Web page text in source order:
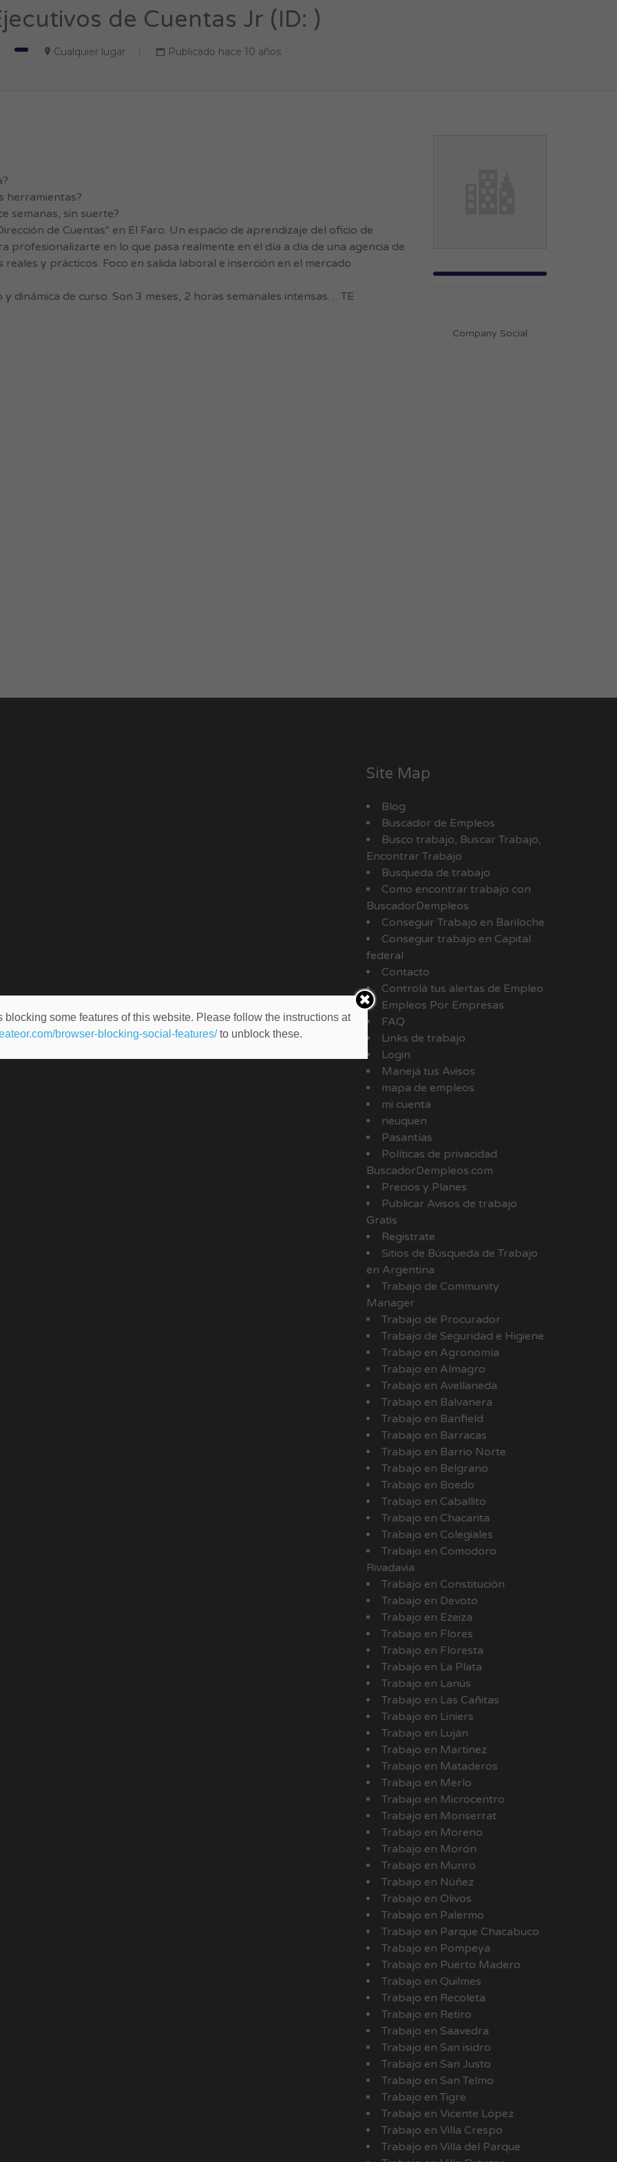
de Cuentas Jr (ID: )
Cualquier lugar Publicado hace 10 años
herramientas?
semanas, sin suerte?
de Cuentas" en El Faro. Un espacio de aprendizaje del oficio de
profesionalizarte en lo que pasa realmente en el día a día de una agencia de
y prácticos. Foco en salida laboral e inserción en el mercado
dinámica de curso. Son 3 meses, 2 horas semanales intensas… TE
Company Social
Site Map
Blog
Buscador de Empleos
Busco trabajo, Buscar Trabajo,
Encontrar Trabajo
Busqueda de trabajo
Como encontrar trabajo con
BuscadorDempleos
Conseguir Trabajo en Bariloche
Conseguir trabajo en Capital
federal
Contacto
Controlá tus alertas de Empleo
Empleos Por Empresas
FAQ
Links de trabajo
Login
Manejá tus Avisos
mapa de empleos
mi cuenta
neuquen
Pasantías
Políticas de privacidad
BuscadorDempleos.com
Precios y Planes
Publicar Avisos de trabajo
Gratis
Registrate
Sitios de Búsqueda de Trabajo
en Argentina
Trabajo de Community
Manager
Trabajo de Procurador
Trabajo de Seguridad e Higiene
Trabajo en Agronomía
Trabajo en Almagro
Trabajo en Avellaneda
Trabajo en Balvanera
Trabajo en Banfield
Trabajo en Barracas
Trabajo en Barrio Norte
Trabajo en Belgrano
Trabajo en Boedo
Trabajo en Caballito
Trabajo en Chacarita
Trabajo en Colegiales
Trabajo en Comodoro
Rivadavia
Trabajo en Constitución
Trabajo en Devoto
Trabajo en Ezeiza
Trabajo en Flores
Trabajo en Floresta
Trabajo en La Plata
Trabajo en Lanús
Trabajo en Las Cañitas
Trabajo en Liniers
Trabajo en Luján
Trabajo en Martinez
Trabajo en Mataderos
Trabajo en Merlo
Trabajo en Microcentro
Trabajo en Monserrat
Trabajo en Moreno
Trabajo en Morón
Trabajo en Munro
Trabajo en Núñez
Trabajo en Olivos
Trabajo en Palermo
Trabajo en Parque Chacabuco
Trabajo en Pompeya
Trabajo en Puerto Madero
Trabajo en Quilmes
Trabajo en Recoleta
Trabajo en Retiro
Trabajo en Saavedra
Trabajo en San isidro
Trabajo en San Justo
Trabajo en San Telmo
Trabajo en Tigre
Trabajo en Vicente López
Trabajo en Villa Crespo
Trabajo en Villa del Parque
blocking some features of this website. Please follow the instructions at
browser-blocking-social-features/to unblock these.